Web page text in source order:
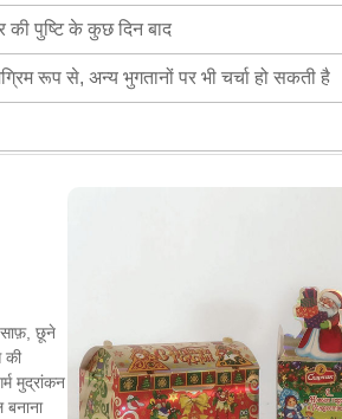
पुष्टि के कुछ दिन बाद
रूप से, अन्य भुगतानों पर भी चर्चा हो सकती है
साफ़, छूने
की
मुद्रांकन